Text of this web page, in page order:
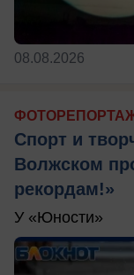
08.08.2026
Спорт и
Волжском
рекордам!»
У «Юности»